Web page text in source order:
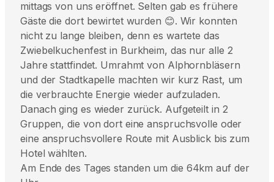
mittags von uns eröffnet. Selten gab es frühere
Gäste die dort bewirtet wurden 😊. Wir konnten
nicht zu lange bleiben, denn es wartete das
Zwiebelkuchenfest in Burkheim, das nur alle 2
Jahre stattfindet. Umrahmt von Alphornbläsern
und der Stadtkapelle machten wir kurz Rast, um
die verbrauchte Energie wieder aufzuladen.
Danach ging es wieder zurück. Aufgeteilt in 2
Gruppen, die von dort eine anspruchsvolle oder
eine anspruchsvollere Route mit Ausblick bis zum
Hotel wählten.
Am Ende des Tages standen um die 64km auf der